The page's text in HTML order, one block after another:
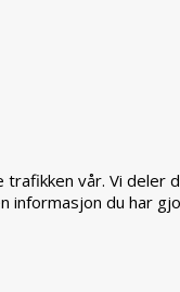
vår. Vi deler
informasjon du har